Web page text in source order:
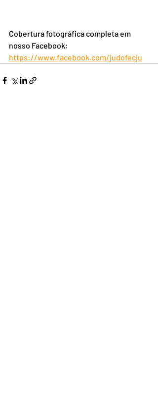
Cobertura fotográfica completa em
nosso Facebook:
https://www.facebook.com/judofecju